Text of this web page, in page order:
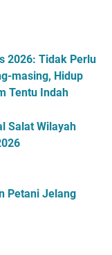
2026: Tidak Perlu
masing, Hidup
Tentu Indah
Salat Wilayah
Petani Jelang